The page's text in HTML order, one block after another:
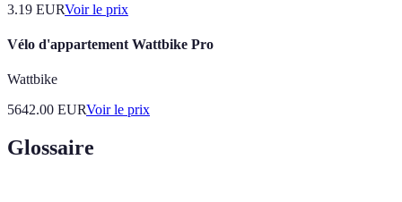
3.19 EURVoir le prix
Vélo d'appartement Wattbike Pro
Wattbike
5642.00 EURVoir le prix
Glossaire